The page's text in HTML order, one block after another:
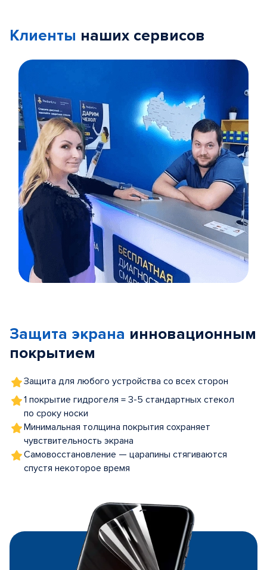
Клиенты наших сервисов
5
Защита экрана инновационным
покрытием
Защита для любого устройства со всех сторон
1 покрытие гидрогеля = 3-5 стандартных стекол
по сроку носки
Минимальная толщина покрытия сохраняет
чувствительность экрана
Самовосстановление — царапины стягиваются
спустя некоторое время